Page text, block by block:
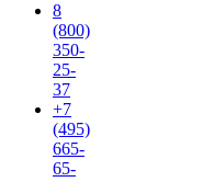
8
(800)
350-
25-
37
+7
(495)
665-
65-